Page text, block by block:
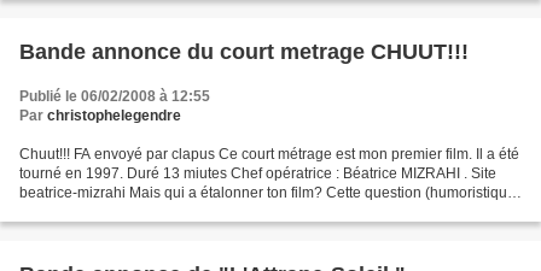
Bande annonce du court metrage CHUUT!!!
Publié le 06/02/2008 à 12:55
Par christophelegendre
Chuut!!! FA envoyé par clapus Ce court métrage est mon premier film. Il a été
tourné en 1997. Duré 13 miutes Chef opératrice : Béatrice MIZRAHI . Site
beatrice-mizrahi Mais qui a étalonner ton film? Cette question (humoristique,